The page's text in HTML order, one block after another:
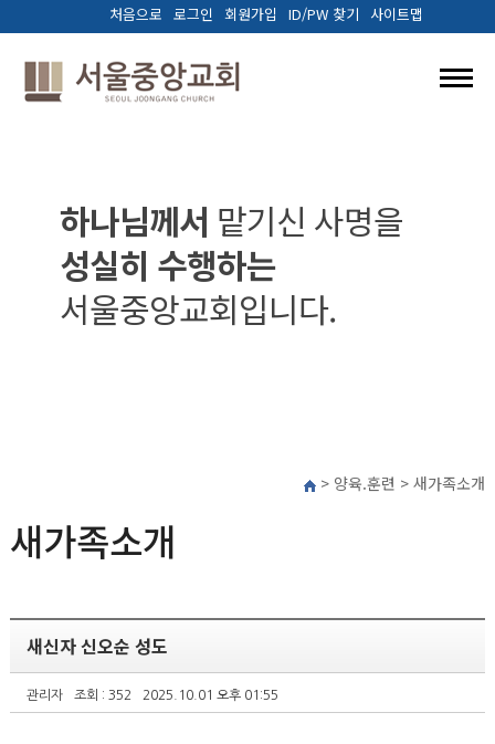
사이트맵
ID/PW 찾기
회원가입
로그인
처음으로
예배와말씀
양육.훈련
선교/나눔
하나님께서 맡기신 사명을
성실히 수행하는
서울중앙교회입니다.
> 양육.훈련 > 새가족소개
새가족소개
새신자 신오순 성도
관리자 조회 : 352 2025.10.01 오후 01:55